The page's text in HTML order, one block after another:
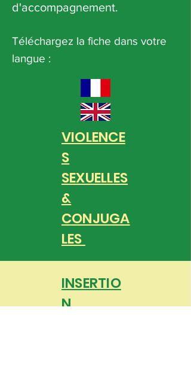
d'accompagnement.
Téléchargez la fiche dans votre
langue :
VIOLENCE
S
SEXUELLES
&
CONJUGA
LES
INSERTIO
N